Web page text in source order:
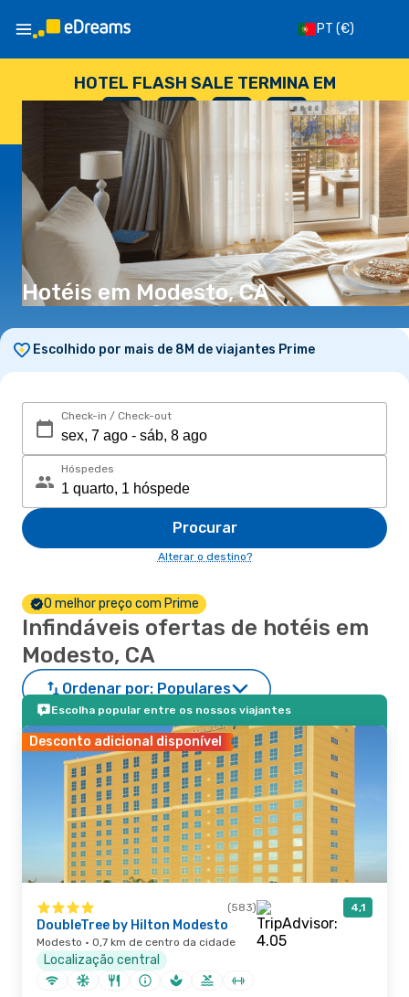
PT (€)
HOTEL FLASH SALE TERMINA EM
--
DIAS
: --
HORAS
: --
SEGUNDOS
Hotéis em Modesto, CA
Escolhido por mais de 8M de viajantes Prime
Check-in / Check-out
Hóspedes
Procurar
Alterar o destino?
O melhor preço com Prime
Infindáveis ofertas de hotéis em
Modesto, CA
Ordenar por: Populares
Escolha popular entre os nossos viajantes
Desconto adicional disponível
(583) 4,1
DoubleTree by Hilton Modesto
Modesto · 0,7 km de centro da cidade
Localização central